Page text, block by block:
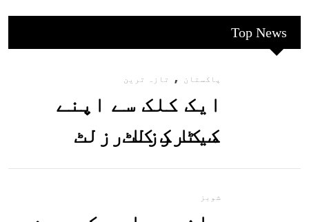
Top News
پاکستان , تازہ ترین
ایک کلک سے اپنے
میٹرک کا رزلٹ
معلوم کریں
شوبز